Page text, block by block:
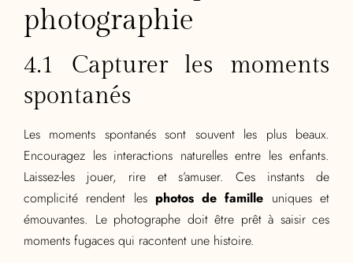
photographie
4.1 Capturer les moments
spontanés
Les moments spontanés sont souvent les plus beaux.
Encouragez les interactions naturelles entre les enfants.
Laissez-les jouer, rire et s’amuser. Ces instants de
complicité rendent les photos de famille uniques et
émouvantes. Le photographe doit être prêt à saisir ces
moments fugaces qui racontent une histoire.